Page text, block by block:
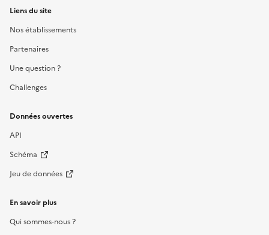
Liens du site
Nos établissements
Partenaires
Une question ?
Challenges
Données ouvertes
API
Schéma
Jeu de données
En savoir plus
Qui sommes-nous ?